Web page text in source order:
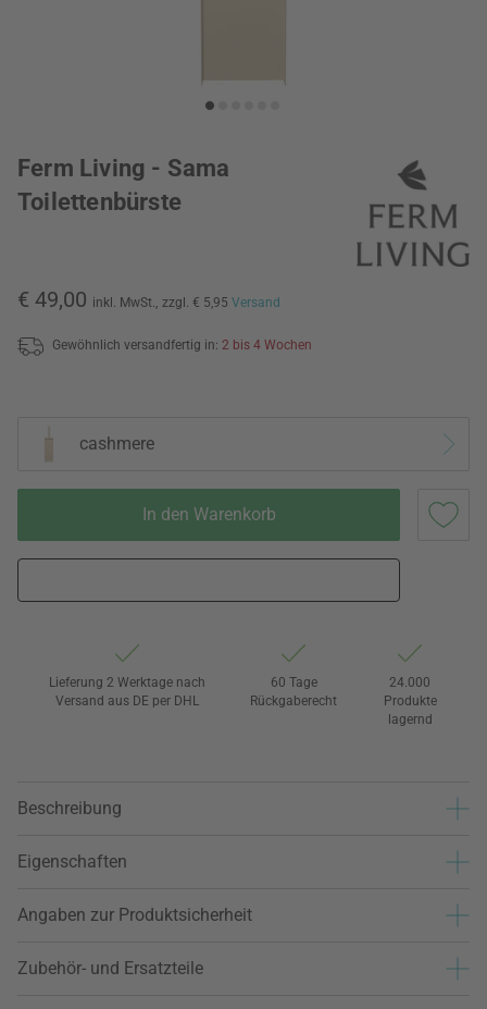
Ferm Living - Sama
Toilettenbürste
€ 49,00 inkl. MwSt., zzgl. € 5,95 Versand
Gewöhnlich versandfertig in: 2 bis 4 Wochen
cashmere
In den Warenkorb
Lieferung 2 Werktage nach
Versand aus DE per DHL
60 Tage
Rückgaberecht
24.000
Produkte
lagernd
Beschreibung
Eigenschaften
Angaben zur Produktsicherheit
Zubehör- und Ersatzteile